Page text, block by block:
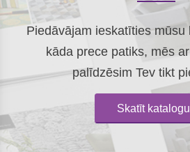
Piedāvājam ieskatīties mūsu
kāda prece patiks, mēs
palīdzēsim Tev tikt
Skatīt